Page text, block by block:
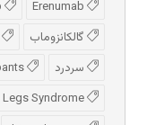
گالکانزوماب
سردرد